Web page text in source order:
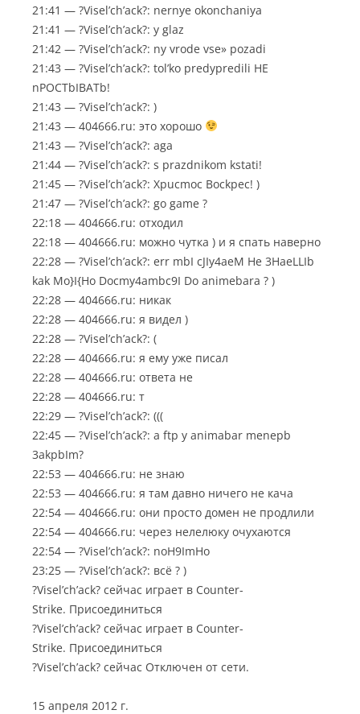
21:41 — ?Visel’ch’ack?: nernye okonchaniya
21:41 — ?Visel’ch’ack?: y glaz
21:42 — ?Visel’ch’ack?: ny vrode vse» pozadi
21:43 — ?Visel’ch’ack?: tol’ko predypredili HE
nPOCTbIBATb!
21:43 — ?Visel’ch’ack?: )
21:43 — 404666.ru: это хорошо
21:43 — ?Visel’ch’ack?: aga
21:44 — ?Visel’ch’ack?: s prazdnikom kstati!
21:45 — ?Visel’ch’ack?: Xpucmoc Bockpec! )
21:47 — ?Visel’ch’ack?: go game ?
22:18 — 404666.ru: отходил
22:18 — 404666.ru: можно чутка ) и я спать наверно
22:28 — ?Visel’ch’ack?: err mbI cJIy4aeM He 3HaeLLIb
kak Mo}I{Ho Docmy4ambc9I Do animebara ? )
22:28 — 404666.ru: никак
22:28 — 404666.ru: я видел )
22:28 — ?Visel’ch’ack?: (
22:28 — 404666.ru: я ему уже писал
22:28 — 404666.ru: ответа не
22:28 — 404666.ru: т
22:29 — ?Visel’ch’ack?: (((
22:45 — ?Visel’ch’ack?: a ftp y animabar menepb
3akpbIm?
22:53 — 404666.ru: не знаю
22:53 — 404666.ru: я там давно ничего не кача
22:54 — 404666.ru: они просто домен не продлили
22:54 — 404666.ru: через нелелюку очухаются
22:54 — ?Visel’ch’ack?: noH9ImHo
23:25 — ?Visel’ch’ack?: всё ? )
?Visel’ch’ack? сейчас играет в Counter-
Strike. Присоединиться
?Visel’ch’ack? сейчас играет в Counter-
Strike. Присоединиться
?Visel’ch’ack? сейчас Отключен от сети.
15 апреля 2012 г.